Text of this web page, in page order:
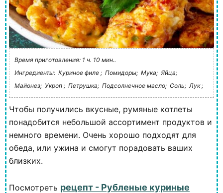
Время приготовления: 1 ч. 10 мин..
Ингредиенты: Куриное филе ; Помидоры; Мука; Яйца;
Майонез; Укроп ; Петрушка; Подсолнечное масло; Соль; Лук ;
Чтобы получились вкусные, румяные котлеты
понадобится небольшой ассортимент продуктов и
немного времени. Очень хорошо подходят для
обеда, или ужина и смогут порадовать ваших
близких.
Посмотреть рецепт - Рубленые куриные